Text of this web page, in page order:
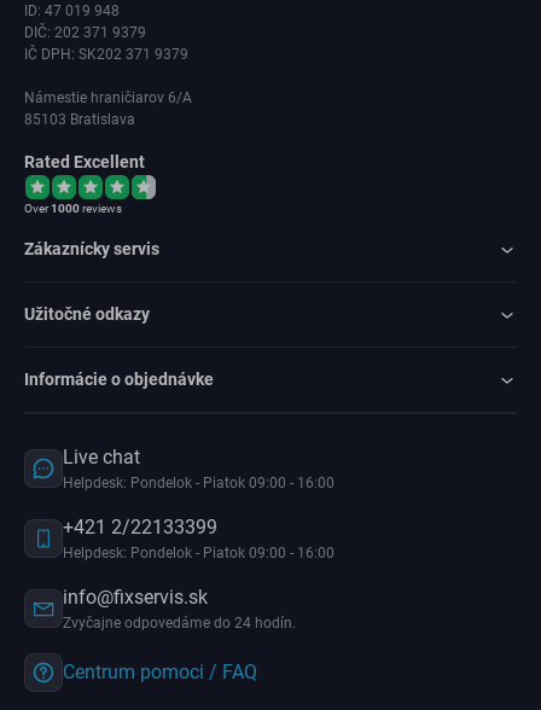
ID: 47 019 948
DIČ: 202 371 9379
IČ DPH: SK202 371 9379
Námestie hraničiarov 6/A
85103 Bratislava
Rated Excellent
Over1000reviews
Zákaznícky servis
Užitočné odkazy
Informácie o objednávke
Live chat
Helpdesk: Pondelok - Piatok 09:00 - 16:00
+421 2/22133399
Helpdesk: Pondelok - Piatok 09:00 - 16:00
info@fixservis.sk
Zvyčajne odpovedáme do 24 hodín.
Centrum pomoci / FAQ